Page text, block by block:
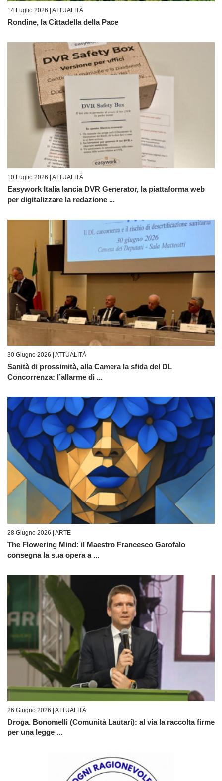
14 Luglio 2026 | ATTUALITÀ
Rondine, la Cittadella della Pace
10 Luglio 2026 | ATTUALITÀ
Easywork Italia lancia DVR Generator, la piattaforma web
per digitalizzare la redazione ...
30 Giugno 2026 | ATTUALITÀ
Sanità di prossimità, alla Camera la sfida del DL
Concorrenza: l’allarme di ...
28 Giugno 2026 | ARTE
The Flowering Mind: il Maestro Francesco Garofalo
consegna la sua opera a ...
26 Giugno 2026 | ATTUALITÀ
Droga, Bonomelli (Comunità Lautari): al via la raccolta firme
per una legge ...